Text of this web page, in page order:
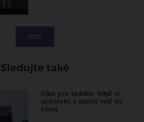
VÍCE
Sledujte také
Dům pro bráchu. Když si
architekt a klient vidí do
hlavy